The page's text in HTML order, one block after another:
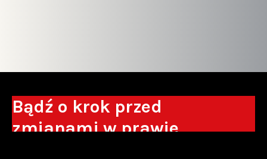
Bądź o krok przed
zmianami w prawie